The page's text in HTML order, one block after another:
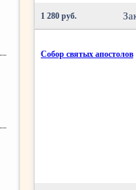
1 280 руб.
Собор святых апостолов